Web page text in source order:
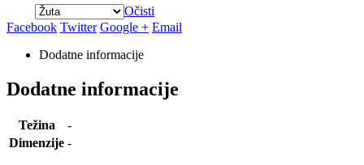
Očisti
Facebook Twitter Google + Email
Dodatne informacije
Dodatne informacije
Težina
-
Dimenzije -